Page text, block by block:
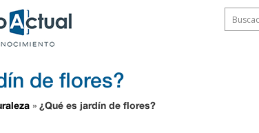
de flores?
» ¿Qué es jardín de flores?